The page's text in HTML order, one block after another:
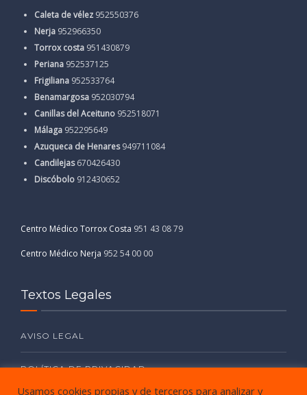
Caleta de vélez 952550376
Nerja 952966350
Torrox costa 951430879
Periana 952537125
Frigiliana 952533764
Benamargosa 952030794
Canillas del Aceituno 952518071
Málaga 952295649
Azuqueca de Henares 949711084
Candilejas 670426430
Discóbolo 912430652
Centro Médico Torrox Costa 951 43 08 79
Centro Médico Nerja 952 54 00 00
Textos Legales
AVISO LEGAL
POLÍTICA DE PRIVACIDAD
Usamos cookies propias y de terceros para analizar y